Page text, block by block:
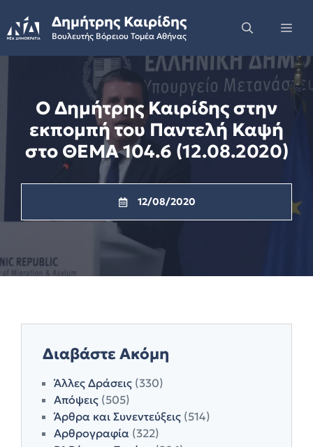
to
content
Δημήτρης Καιρίδης
Βουλευτής Βόρειου Τομέα Αθήνας
Ο Δημήτρης Καιρίδης στην
εκπομπή του Παντελή Καψή
στο ΘΕΜΑ 104.6 (12.08.2020)
12/08/2020
Διαβάστε Ακόμη
Άλλες Δράσεις (330)
Απόψεις (505)
Άρθρα και Συνεντεύξεις (514)
Αρθρογραφία (322)